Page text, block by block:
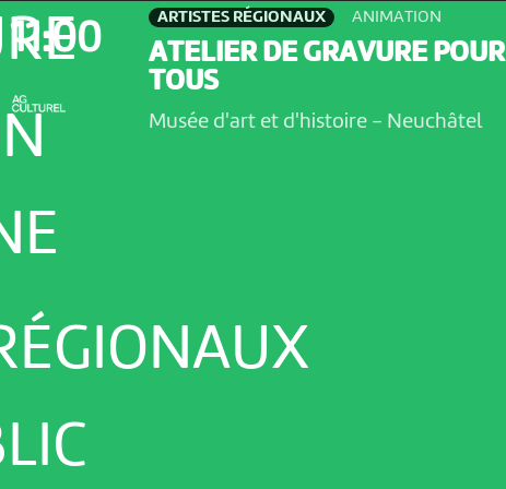
11:00
ARTISTES RÉGIONAUX ANIMATION
ATELIER DE GRAVURE POUR
TOUS
Musée d'art et d'histoire - Neuchâtel